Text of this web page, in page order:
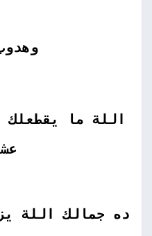
اللة ما يقطعلك
ده جمالك اللة